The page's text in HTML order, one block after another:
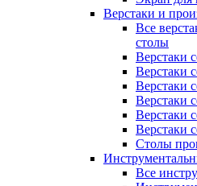
Верстаки и
Все
столы
Верстаки
Верстаки
Верстаки
Верстаки
Верстаки
Верстаки
Столы
Все